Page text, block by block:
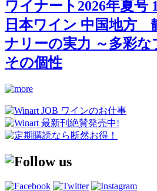
ワイナート2026年夏号
日本ワイン 中国地方
ナリーの実力 ～多彩な
その個性